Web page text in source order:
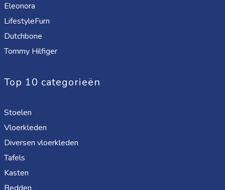
Eleonora
LifestyleFurn
Dutchbone
Tommy Hilfiger
Top 10 categorieën
Stoelen
Vloerkleden
Diversen vloerkleden
Tafels
Kasten